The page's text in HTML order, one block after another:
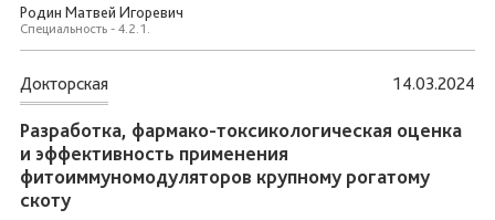
Родин Матвей Игоревич
Специальность - 4.2.1.
Докторская
Разработка, фармако-токсикологическая оценка
и эффективность применения
фитоиммуномодуляторов крупному рогатому
скоту
14.03.2024